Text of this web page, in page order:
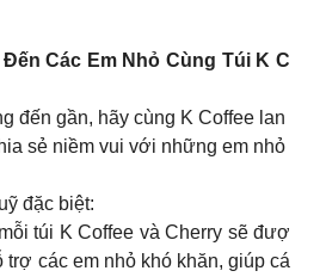
Đến Các Em Nhỏ Cùng Túi K C
đến gần, hãy cùng K Coffee lan
sẻ niềm vui với những em nhỏ
đặc biệt:
túi K Coffee và Cherry sẽ đượ
trợ các em nhỏ khó khăn, giúp cá